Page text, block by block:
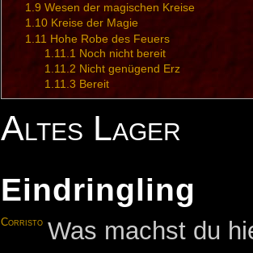
1.9 Wesen der magischen Kreise
1.10 Kreise der Magie
1.11 Hohe Robe des Feuers
1.11.1 Noch nicht bereit
1.11.2 Nicht genügend Erz
1.11.3 Bereit
Altes Lager
Eindringling
Corristo Was machst du